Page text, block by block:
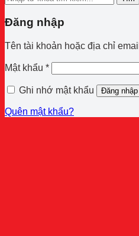
Đăng nhập
Tên tài khoản hoặc địa chỉ email
Mật khẩu *Bắt
buộc
Ghi nhớ mật khẩu
Đăng nhập
Quên mật khẩu?